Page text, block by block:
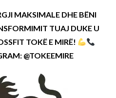
MAKSIMALE DHE BËNI
TUAJ DUKE U
TOKË E MIRË!
@TOKEEMIRE